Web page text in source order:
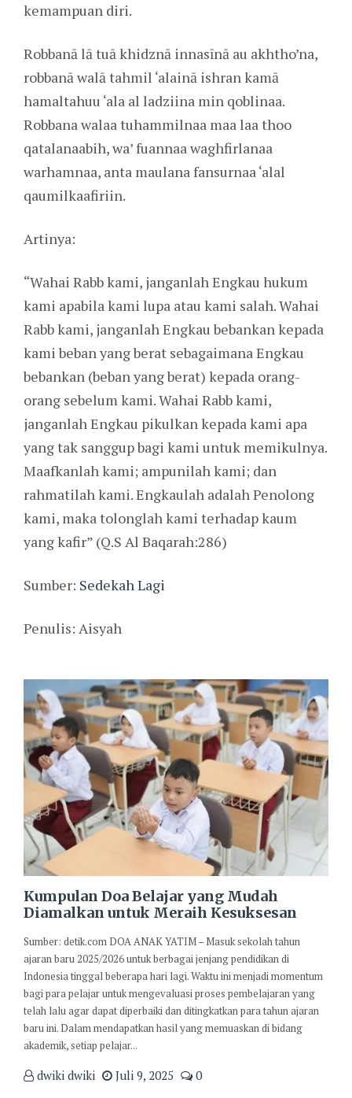
kemampuan diri.
Robbanā lā tuā khidznā innasīnā au akhtho’na,
robbanā walā tahmil ‘alainā ishran kamā
hamaltahuu ‘ala al ladziina min qoblinaa.
Robbana walaa tuhammilnaa maa laa thoo
qatalanaabih, wa’ fuannaa waghfirlanaa
warhamnaa, anta maulana fansurnaa ‘alal
qaumilkaafiriin.
Artinya:
“Wahai Rabb kami, janganlah Engkau hukum
kami apabila kami lupa atau kami salah. Wahai
Rabb kami, janganlah Engkau bebankan kepada
kami beban yang berat sebagaimana Engkau
bebankan (beban yang berat) kepada orang-
orang sebelum kami. Wahai Rabb kami,
janganlah Engkau pikulkan kepada kami apa
yang tak sanggup bagi kami untuk memikulnya.
Maafkanlah kami; ampunilah kami; dan
rahmatilah kami. Engkaulah adalah Penolong
kami, maka tolonglah kami terhadap kaum
yang kafir” (Q.S Al Baqarah:286)
Sumber: Sedekah Lagi
Penulis: Aisyah
Kumpulan Doa Belajar yang Mudah
Diamalkan untuk Meraih Kesuksesan
Sumber: detik.com DOA ANAK YATIM – Masuk sekolah tahun
ajaran baru 2025/2026 untuk berbagai jenjang pendidikan di
Indonesia tinggal beberapa hari lagi. Waktu ini menjadi momentum
bagi para pelajar untuk mengevaluasi proses pembelajaran yang
telah lalu agar dapat diperbaiki dan ditingkatkan para tahun ajaran
baru ini. Dalam mendapatkan hasil yang memuaskan di bidang
akademik, setiap pelajar...
dwiki dwiki Juli 9, 2025 0